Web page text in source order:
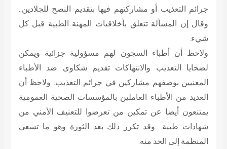
جرائم التعذيب أو مشاركتهم فيها بتقديم النصح للجلادين..
وقال إن المسألة تتعلق بأخلاقيات المهنة الطبية قبل كل
شيء.
ولاحظ أن أطباء السجون لهم مسؤولية جزائية ويمكن
لضحايا التعذيب والانتهاكات تقديم شكاوى ضد الأطباء
المعنيين بوصفهم مشاركين في جرائم التعذيب. ولاحظ أن
العديد من الأطباء العاملين بالمؤسسات الصحية العمومية
يمتنعون أيضا عن تمكين من تعرضوا للتعنيف الأمني من
شهادات طبية.. وقد تكرر ذلك بعد الثورة وهو ما تسعى
المنظمة إلى الحد منه.